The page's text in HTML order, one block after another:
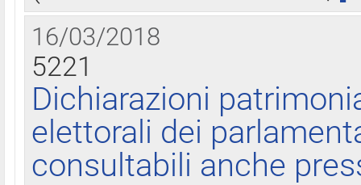
16/03/2018
5221
Dichiarazioni
elettorali dei
consultabili anche